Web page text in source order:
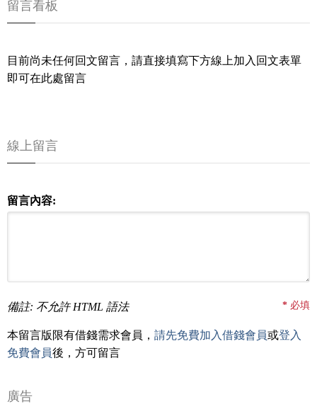
留言看板
目前尚未任何回文留言，請直接填寫下方線上加入回文表單
即可在此處留言
線上留言
留言內容:
備註: 不允許 HTML 語法 * 必填
本留言版限有借錢需求會員， 請先免費加入借錢會員或登入
免費會員後，方可留言
廣告